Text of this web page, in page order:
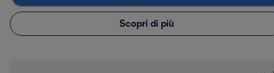
Scopri di più